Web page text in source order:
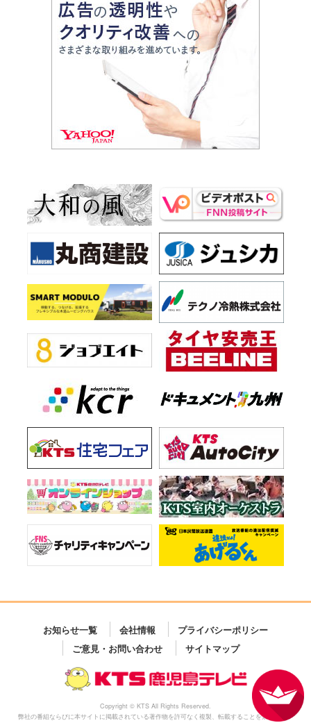
お知らせ一覧 会社情報
プライバシーポリシー
ご意見・お問い合わせ
サイトマップ
Copyright © KTS All Rights Reserved.
弊社の番組ならびに本サイトに掲載されている著作物を許可なく複製、転載することを禁じます。